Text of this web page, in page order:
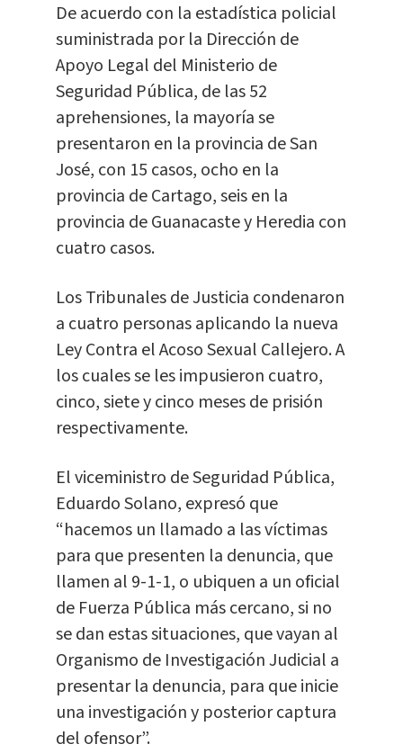
De acuerdo con la estadística policial
suministrada por la Dirección de
Apoyo Legal del Ministerio de
Seguridad Pública, de las 52
aprehensiones, la mayoría se
presentaron en la provincia de San
José, con 15 casos, ocho en la
provincia de Cartago, seis en la
provincia de Guanacaste y Heredia con
cuatro casos.
Los Tribunales de Justicia condenaron
a cuatro personas aplicando la nueva
Ley Contra el Acoso Sexual Callejero. A
los cuales se les impusieron cuatro,
cinco, siete y cinco meses de prisión
respectivamente.
El viceministro de Seguridad Pública,
Eduardo Solano, expresó que
“hacemos un llamado a las víctimas
para que presenten la denuncia, que
llamen al 9-1-1, o ubiquen a un oficial
de Fuerza Pública más cercano, si no
se dan estas situaciones, que vayan al
Organismo de Investigación Judicial a
presentar la denuncia, para que inicie
una investigación y posterior captura
del ofensor”.